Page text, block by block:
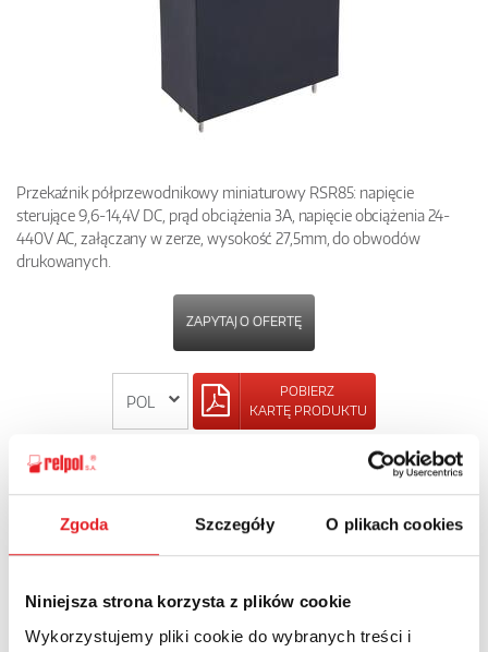
Zgoda Szczegóły O plikach cookies
Niniejsza strona korzysta z plików cookie
Wykorzystujemy pliki cookie do wybranych treści i
Przekaźnik półprzewodnikowy miniaturowy RSR85: napięcie
sterujące 9,6-14,4V DC, prąd obciążenia 3A, napięcie obciążenia 24-
440V AC, załączany w zerze, wysokość 27,5mm, do obwodów
drukowanych.
ZAPYTAJ O OFERTĘ
POBIERZ
KARTĘ PRODUKTU
Zapytaj o szczegóły oferty